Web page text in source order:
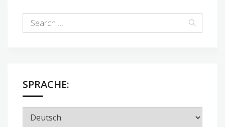
SPRACHE: